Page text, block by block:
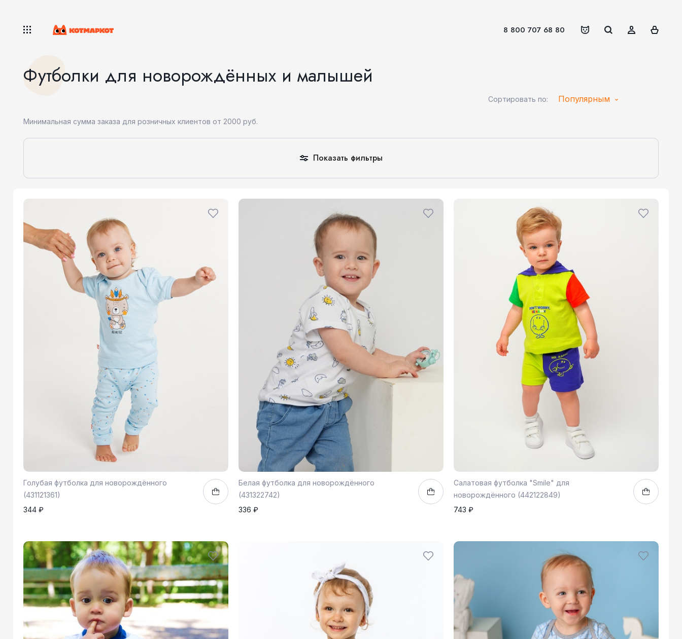
8 800 707 68 80
Футболки для новорождённых и малышей
Сортировать по: Популярным
Минимальная сумма заказа для розничных клиентов от 2000 руб.
Показать фильтры
Голубая футболка для новорождённого
(431121361)
344 ₽
62
Белая футболка для новорождённого
(431322742)
336 ₽
86
Салатовая футболка "Smile" для
новорождённого (442122849)
743 ₽
80